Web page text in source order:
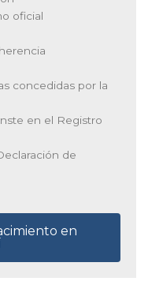
oficial
concedidas por la
en el Registro
de
en